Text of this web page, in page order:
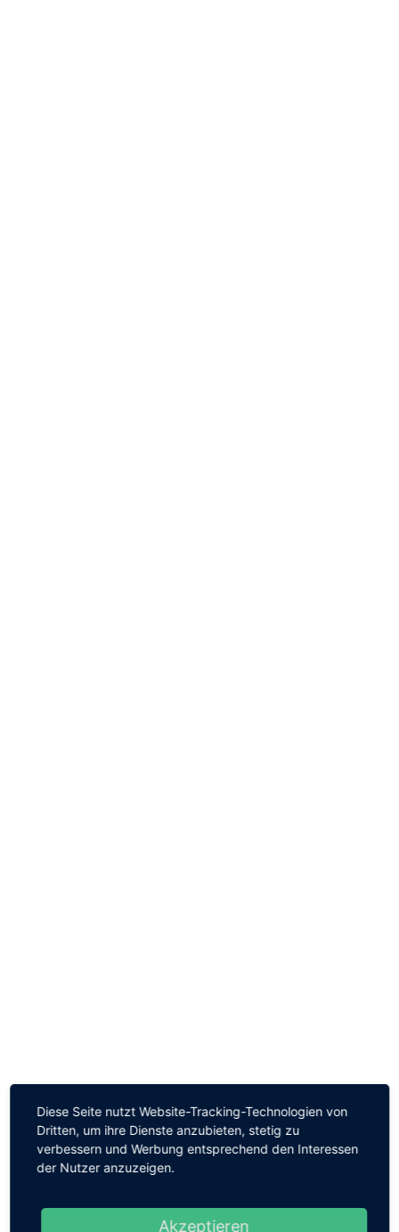
Diese Seite nutzt Website-Tracking-Technologien von
Dritten, um ihre Dienste anzubieten, stetig zu
verbessern und Werbung entsprechend den Interessen
der Nutzer anzuzeigen.
Akzeptieren